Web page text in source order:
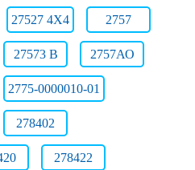
27527 4X4 2757
27573 B 2757АО
2775-0000010-01
278402
278422